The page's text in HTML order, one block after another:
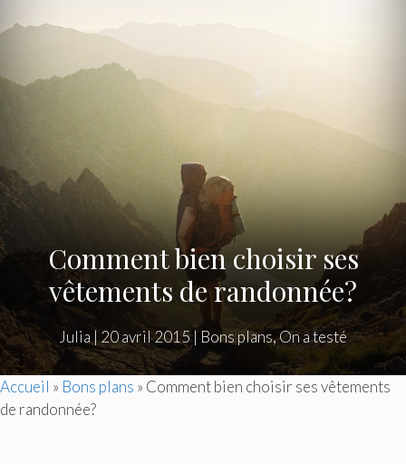
Comment bien choisir ses
vêtements de randonnée?
Julia | 20 avril 2015| Bons plans,On a testé
Accueil » Bons plans » Comment bien choisir ses vêtements
de randonnée?